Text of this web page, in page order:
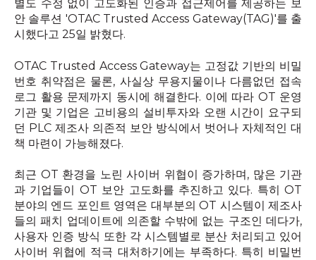
별도 수정 없이 고도화된 인증과 접근제어를 제공하는 보
안 솔루션 'OTAC Trusted Access Gateway(TAG)'를 출
시했다고 25일 밝혔다.
OTAC Trusted Access Gateway는 고정값 기반의 비밀
번호 취약점은 물론, 사실상 무용지물이나 다름없던 접속
로그 활용 문제까지 동시에 해결한다. 이에 따라 OT 운영
기관 및 기업은 고비용의 설비투자와 오랜 시간이 요구되
던 PLC 제조사 의존적 보안 방식에서 벗어나 자체적인 대
책 마련이 가능해졌다.
최근 OT 환경을 노린 사이버 위협이 증가하며, 많은 기관
과 기업들이 OT 보안 고도화를 추진하고 있다. 특히 OT
분야의 엔드 포인트 영역은 대부분의 OT 시스템이 제조사
들의 패치 업데이트에 의존할 수밖에 없는 구조인 데다가,
사용자 인증 방식 또한 각 시스템별로 분산 처리되고 있어
사이버 위협에 적극 대처하기에는 부족하다. 특히 비밀번